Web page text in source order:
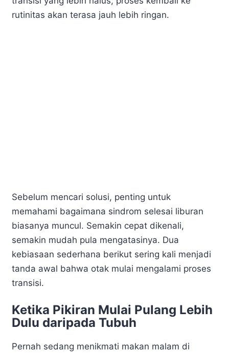
rutinitas akan terasa jauh lebih ringan.
Sebelum mencari solusi, penting untuk
memahami bagaimana sindrom selesai liburan
biasanya muncul. Semakin cepat dikenali,
semakin mudah pula mengatasinya. Dua
kebiasaan sederhana berikut sering kali menjadi
tanda awal bahwa otak mulai mengalami proses
transisi.
Ketika Pikiran Mulai Pulang Lebih
Dulu daripada Tubuh
Pernah sedang menikmati makan malam di